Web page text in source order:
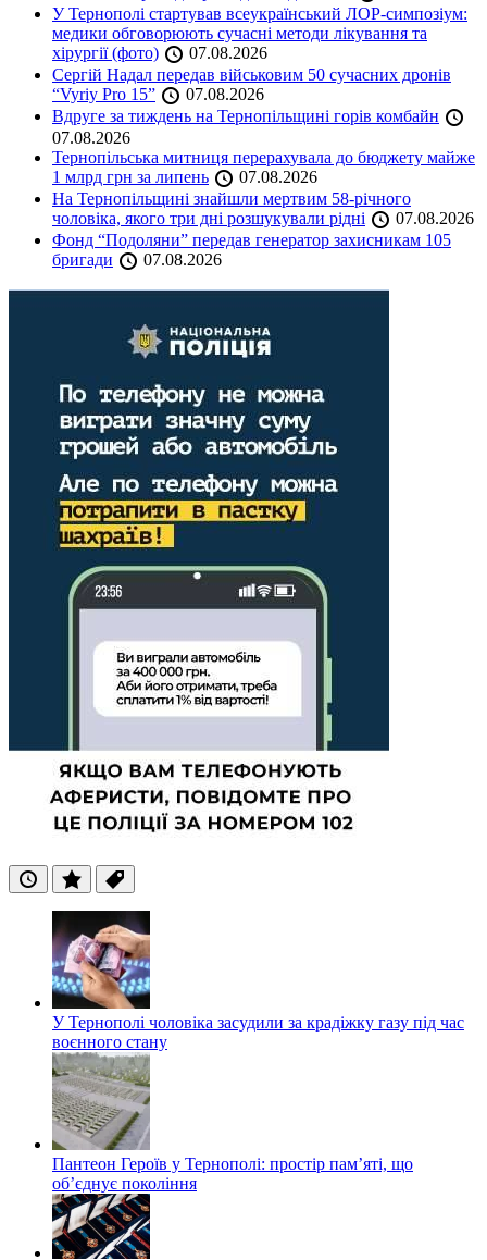
У Тернополі стартував всеукраїнський ЛОР-симпозіум:
медики обговорюють сучасні методи лікування та
хірургії (фото)
07.08.2026
Сергій Надал передав військовим 50 сучасних дронів
“Vyriy Pro 15”
07.08.2026
Вдруге за тиждень на Тернопільщині горів комбайн
07.08.2026
Тернопільська митниця перерахувала до бюджету майже
1 млрд грн за липень
07.08.2026
На Тернопільщині знайшли мертвим 58-річного
чоловіка, якого три дні розшукували рідні
07.08.2026
Фонд “Подоляни” передав генератор захисникам 105
бригади
07.08.2026
ОстанніПопулярні
Теги
У Тернополі чоловіка засудили за крадіжку газу під час
воєнного стану
Пантеон Героїв у Тернополі: простір пам’яті, що
об’єднує покоління